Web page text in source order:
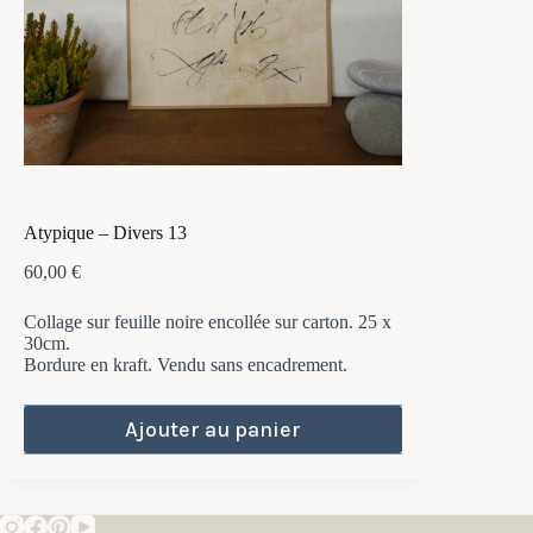
Atypique – Divers 13
60,00 €
Collage sur feuille noire encollée sur carton. 25 x
30cm.
Bordure en kraft. Vendu sans encadrement.
Ajouter au panier